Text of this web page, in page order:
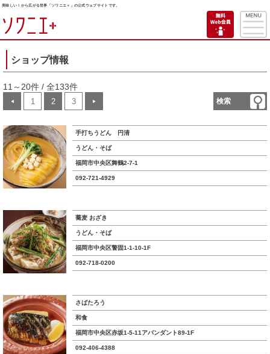
美味しい！から広がる世界「ソワニエ＋」の公式ウェブサイトです。
ショップ情報
11～20件 / 全133件
検索
◀ 1 2 3 ▶
手打ちうどん 円清
うどん・そば
福岡市中央区舞鶴2-7-1
092-721-4929
蕎麦 おざき
うどん・そば
福岡市中央区警固1-1-10-1F
092-718-0200
さばたろう
和食
福岡市中央区赤坂1-5-11アバンダント89-1F
092-406-4388